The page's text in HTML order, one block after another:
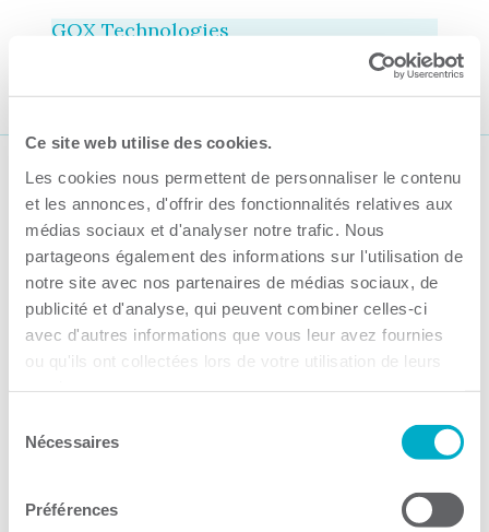
Ce site web utilise des cookies.
Les cookies nous permettent de personnaliser le contenu
et les annonces, d'offrir des fonctionnalités relatives aux
médias sociaux et d'analyser notre trafic. Nous
partageons également des informations sur l'utilisation de
notre site avec nos partenaires de médias sociaux, de
publicité et d'analyse, qui peuvent combiner celles-ci
avec d'autres informations que vous leur avez fournies
ou qu'ils ont collectées lors de votre utilisation de leurs
Nécessaires
Préférences
GOX Technologies
Suivez-nous
Activités
Gala Radisson
Solutions RH